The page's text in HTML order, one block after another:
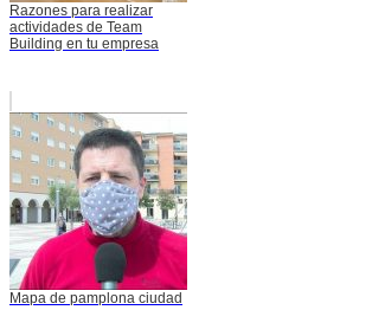
Razones para realizar
actividades de Team
Building en tu empresa
Mapa de pamplona ciudad